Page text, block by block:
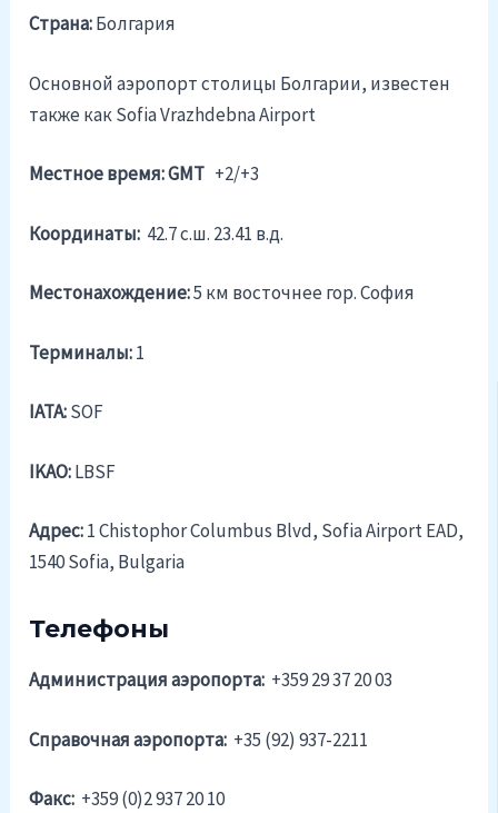
Страна:Болгария
Основной аэропорт столицы Болгарии, известен
также как Sofia Vrazhdebna Airport
Местное время: GMT +2/+3
Координаты: 42.7 c.ш. 23.41 в.д.
Местонахождение:5 км восточнее гор. София
Терминалы:1
IATA:SOF
IKAO:LBSF
Адрес:1 Chistophor Columbus Blvd, Sofia Airport EAD,
1540 Sofia, Bulgaria
Телефоны
Администрация аэропорта: +359 29 37 20 03
Справочная аэропорта: +35 (92) 937-2211
Факс: +359 (0)2 937 20 10